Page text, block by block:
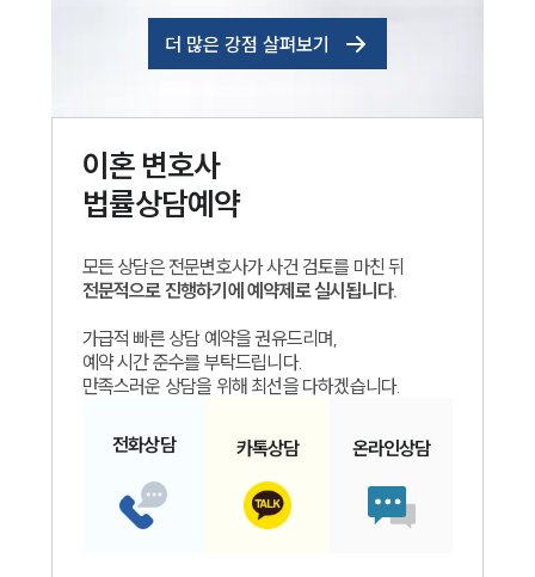
더 많은 강점 살펴보기
이혼변호사
법률상담예약
모든 상담은 전문변호사가 사건 검토를 마친 뒤
전문적으로 진행하기에 예약제로 실시됩니다.
가급적 빠른 상담 예약을 권유드리며,
예약 시간 준수를 부탁드립니다.
만족스러운 상담을 위해 최선을 다하겠습니다.
전화상담 카톡상담 온라인상담